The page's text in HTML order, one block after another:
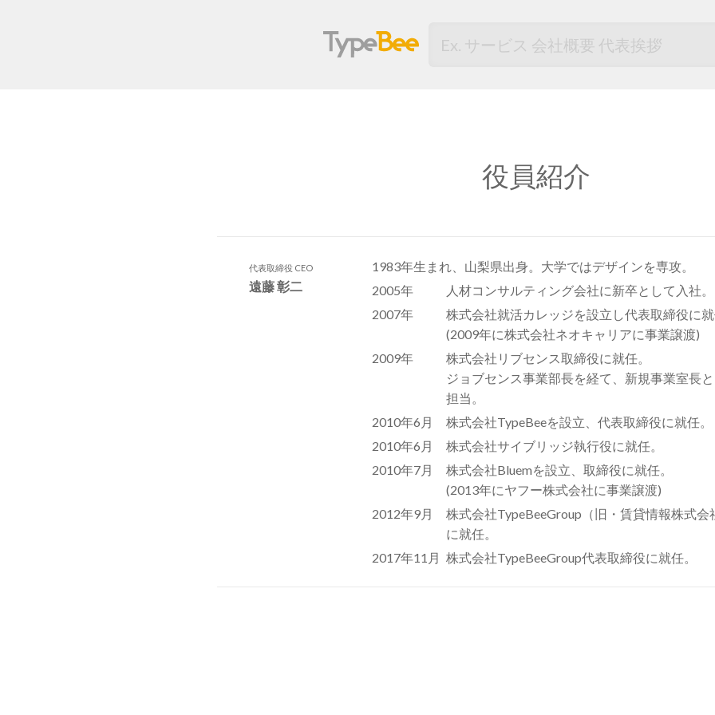
役員紹介
代表取締役 CEO
遠藤 彰二
1983年生まれ、山梨県出身。大学ではデザインを専攻。
2005年
人材コンサルティング会社に新卒として入社。
2007年
株式会社就活カレッジを設立し代表取締役に
(2009年に株式会社ネオキャリアに事業譲渡)
2009年
株式会社リブセンス取締役に就任。
ジョブセンス事業部長を経て、新規事業室長
担当。
2010年6月
株式会社TypeBeeを設立、代表取締役に就任。
2010年6月
株式会社サイブリッジ執行役に就任。
2010年7月
株式会社Bluemを設立、取締役に就任。
(2013年にヤフー株式会社に事業譲渡)
2012年9月
株式会社TypeBeeGroup（旧・賃貸情報株式
に就任。
2017年11月 株式会社TypeBeeGroup代表取締役に就任。